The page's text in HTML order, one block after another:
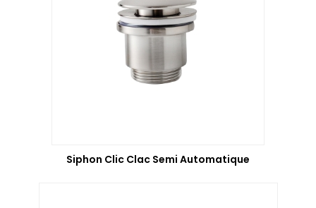
Siphon Clic Clac Semi Automatique